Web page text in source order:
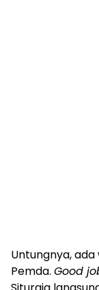
Untungnya,
Pemda. Good